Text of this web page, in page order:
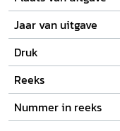
Jaar van uitgave
Druk
Reeks
Nummer in reeks